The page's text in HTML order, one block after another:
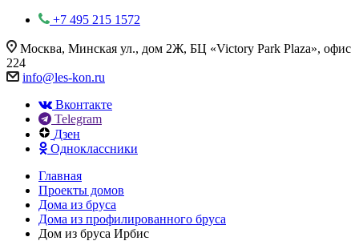
+7 495 215 1572
Москва, Минская ул., дом 2Ж, БЦ «Victory Park Plaza», офис
224
info@les-kon.ru
Вконтакте
Telegram
Дзен
Одноклассники
Главная
Проекты домов
Дома из бруса
Дома из профилированного бруса
Дом из бруса Ирбис